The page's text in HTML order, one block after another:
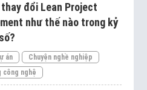
đổi Lean Project
như thế nào trong kỷ
án
Chuyện nghề nghiệp
công nghệ